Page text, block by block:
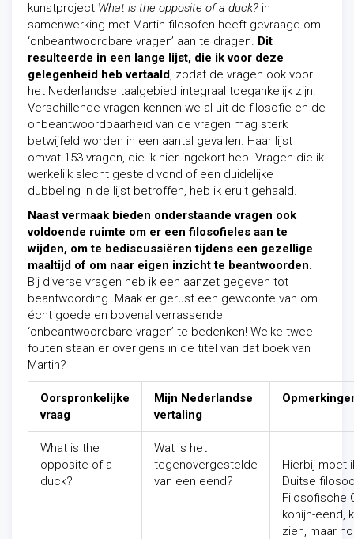
kunstproject What is the opposite of a duck? in
samenwerking met Martin filosofen heeft gevraagd om
‘onbeantwoordbare vragen’ aan te dragen. Dit
resulteerde in een lange lijst, die ik voor deze
gelegenheid heb vertaald, zodat de vragen ook voor
het Nederlandse taalgebied integraal toegankelijk zijn.
Verschillende vragen kennen we al uit de filosofie en de
onbeantwoordbaarheid van de vragen mag sterk
betwijfeld worden in een aantal gevallen. Haar lijst
omvat 153 vragen, die ik hier ingekort heb. Vragen die ik
werkelijk slecht gesteld vond of een duidelijke
dubbeling in de lijst betroffen, heb ik eruit gehaald.
Naast vermaak bieden onderstaande vragen ook
voldoende ruimte om er een filosofieles aan te
wijden, om te bediscussiëren tijdens een gezellige
maaltijd of om naar eigen inzicht te beantwoorden.
Bij diverse vragen heb ik een aanzet gegeven tot
beantwoording. Maak er gerust een gewoonte van om
écht goede en bovenal verrassende
‘onbeantwoordbare vragen’ te bedenken! Welke twee
fouten staan er overigens in de titel van dat boek van
Martin?
Oorspronkelijke
vraag
Mijn Nederlandse
vertaling
What is the
opposite of a
duck?
Wat is het
tegenovergestelde
van een eend?
Hierbij moet
Duitse
Filosofische
konijn-eend,
zien, maar